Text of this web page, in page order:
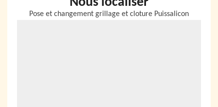
Pose et changement grillage et cloture Puissalicon